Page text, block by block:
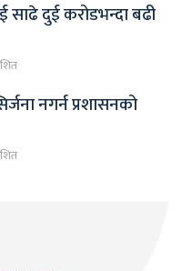
दुई करोडभन्दा बढी
नगर्न प्रशासनको